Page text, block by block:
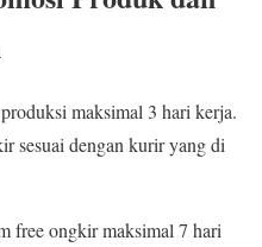
maksimal 3 hari kerja.
sesuai dengan kurir yang di
free ongkir maksimal 7 hari